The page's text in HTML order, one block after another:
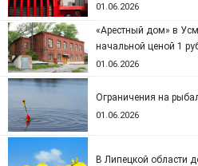
01.06.2026
«Арестный дом» в
начальной ценой 1
01.06.2026
Ограничения на
01.06.2026
В Липецкой области